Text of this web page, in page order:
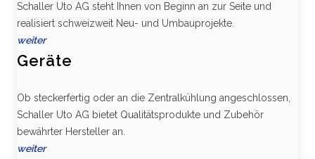
Schaller Uto AG steht Ihnen von Beginn an zur Seite und
realisiert schweizweit Neu- und Umbauprojekte.
weiter
Geräte
Ob steckerfertig oder an die Zentralkühlung angeschlossen,
Schaller Uto AG bietet Qualitätsprodukte und Zubehör
bewährter Hersteller an.
weiter